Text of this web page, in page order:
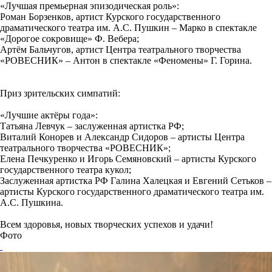
«Лучшая премьерная эпизодическая роль»:
Роман Борзенков, артист Курского государственного
драматического театра им. А.С. Пушкин – Марко в спектакле
«Дорогое сокровище» Ф. Вебера;
Артём Бальчугов, артист Центра театрального творчества
«РОВЕСНИК» – Антон в спектакле «Феномены» Г. Горина.
Приз зрительских симпатий:
«Лучшие актёры года»:
Татьяна Левчук – заслуженная артистка РФ;
Виталий Конорев и Александр Сидоров – артисты Центра
театрального творчества «РОВЕСНИК»;
Елена Печкуренко и Игорь Семяновский – артисты Курского
государственного театра кукол;
Заслуженная артистка РФ Галина Халецкая и Евгений Сетьков –
артисты Курского государственного драматического театра им.
А.С. Пушкина.
Всем здоровья, новых творческих успехов и удачи!
Фото